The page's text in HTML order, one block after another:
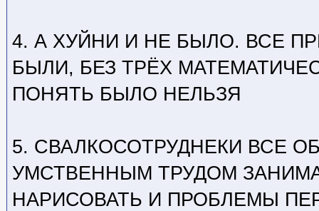
4. А ХУЙНИ И НЕ БЫЛО. ВСЕ
БЫЛИ, БЕЗ ТРЁХ
ПОНЯТЬ БЫЛО НЕЛЬЗЯ
5. СВАЛКОСОТРУДНЕКИ ВСЕ
УМСТВЕННЫМ ТРУДОМ
НАРИСОВАТЬ И ПРОБЛЕМЫ